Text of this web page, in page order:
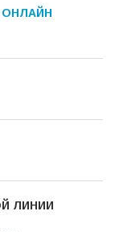
ЛИНИИ